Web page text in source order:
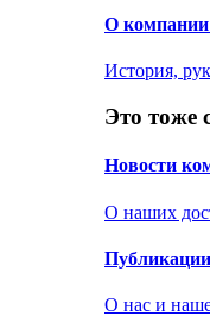
О
История,
Это тоже
Новости
О наших
О нас и